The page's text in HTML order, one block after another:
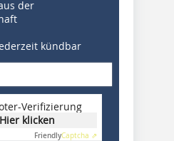
der
kündbar
Verifizierung
Hier klicken
FriendlyCaptcha ⇗